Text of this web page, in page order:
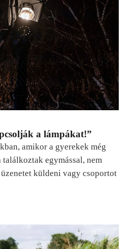
a lámpákat!”
amikor a gyerekek még
egymással, nem
küldeni vagy csoportot